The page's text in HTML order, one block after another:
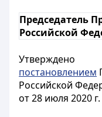
Председатель
Российской
Утверждено
постановлением
Российской
от 28 июля 2020